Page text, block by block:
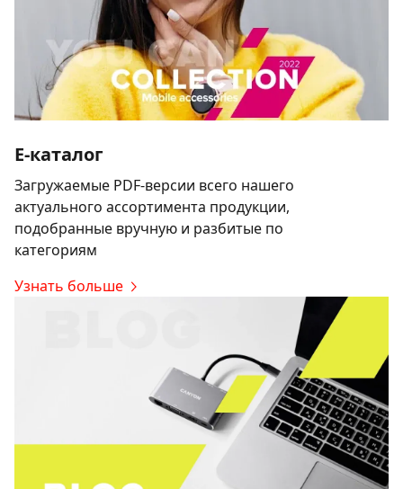
E-каталог
Загружаемые PDF-версии всего нашего
актуального ассортимента продукции,
подобранные вручную и разбитые по
категориям
Узнать больше